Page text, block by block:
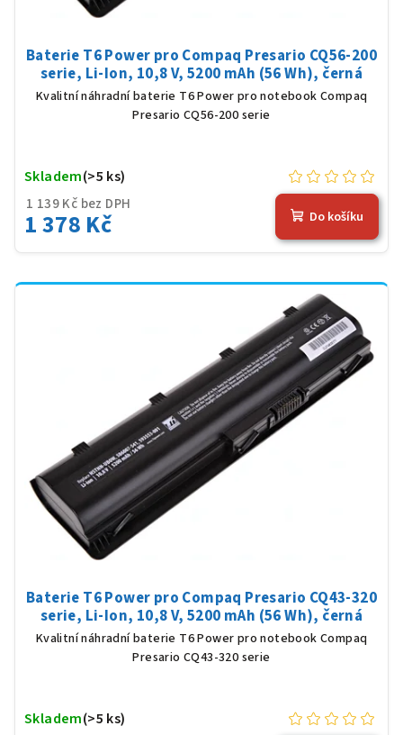
Baterie T6 Power pro Compaq Presario CQ56-200
serie, Li-Ion, 10,8 V, 5200 mAh (56 Wh), černá
Kvalitní náhradní baterie T6 Power pro notebook Compaq
Presario CQ56-200 serie
1 139 Kč bez DPH
1 378 Kč
Skladem(>5 ks)
Do košíku
Baterie T6 Power pro Compaq Presario CQ43-320
serie, Li-Ion, 10,8 V, 5200 mAh (56 Wh), černá
Kvalitní náhradní baterie T6 Power pro notebook Compaq
Presario CQ43-320 serie
Skladem(>5 ks)